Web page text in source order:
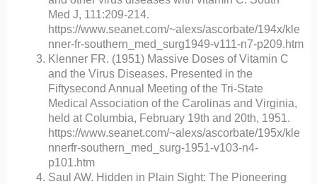
Med J, 111:209-214.
https://www.seanet.com/~alexs/ascorbate/194x/kle
nner-fr-southern_med_surg1949-v111-n7-p209.htm
Klenner FR. (1951) Massive Doses of Vitamin C
and the Virus Diseases. Presented in the
Fiftysecond Annual Meeting of the Tri-State
Medical Association of the Carolinas and Virginia,
held at Columbia, February 19th and 20th, 1951.
https://www.seanet.com/~alexs/ascorbate/195x/kle
nnerfr-southern_med_surg-1951-v103-n4-
p101.htm
Saul AW. Hidden in Plain Sight: The Pioneering